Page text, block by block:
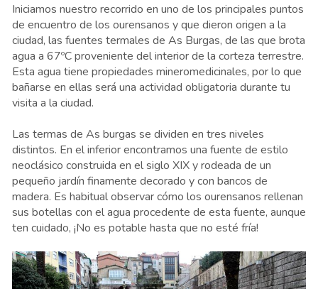
Iniciamos nuestro recorrido en uno de los principales puntos
de encuentro de los ourensanos y que dieron origen a la
ciudad, las fuentes termales de As Burgas, de las que brota
agua a 67ºC proveniente del interior de la corteza terrestre.
Esta agua tiene propiedades mineromedicinales, por lo que
bañarse en ellas será una actividad obligatoria durante tu
visita a la ciudad.
Las termas de As burgas se dividen en tres niveles
distintos. En el inferior encontramos una fuente de estilo
neoclásico construida en el siglo XIX y rodeada de un
pequeño jardín finamente decorado y con bancos de
madera. Es habitual observar cómo los ourensanos rellenan
sus botellas con el agua procedente de esta fuente, aunque
ten cuidado, ¡No es potable hasta que no esté fría!